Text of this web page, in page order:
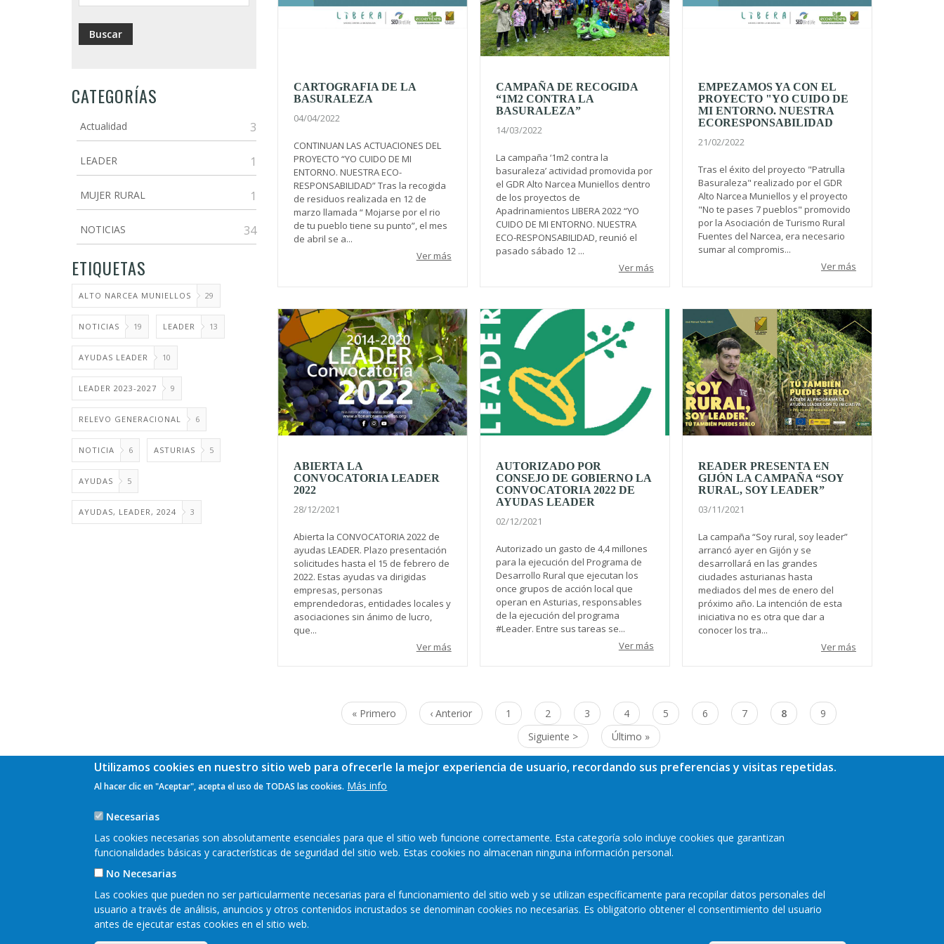
CATEGORÍAS
Actualidad 3
LEADER 1
MUJER RURAL 1
NOTICIAS 34
ETIQUETAS
ALTO NARCEA MUNIELLOS 29
NOTICIAS 19 LEADER 13
AYUDAS LEADER 10
LEADER 2023-2027 9
RELEVO GENERACIONAL 6
NOTICIA 6 ASTURIAS 5
AYUDAS 5
AYUDAS, LEADER, 2024 3
CARTOGRAFIA DE LA
BASURALEZA
04/04/2022
CONTINUAN LAS ACTUACIONES DEL
PROYECTO “YO CUIDO DE MI
ENTORNO. NUESTRA ECO-
RESPONSABILIDAD” Tras la recogida
de residuos realizada en 12 de
marzo llamada “ Mojarse por el rio
de tu pueblo tiene su punto”, el mes
de abril se a...
Ver más
CAMPAÑA DE RECOGIDA
“1M2 CONTRA LA
BASURALEZA”
14/03/2022
La campaña ‘1m2 contra la
basuraleza’ actividad promovida por
el GDR Alto Narcea Muniellos dentro
de los proyectos de
Apadrinamientos LIBERA 2022 “YO
CUIDO DE MI ENTORNO. NUESTRA
ECO-RESPONSABILIDAD, reunió el
pasado sábado 12 ...
Ver más
EMPEZAMOS YA CON EL
PROYECTO "YO CUIDO DE
MI ENTORNO. NUESTRA
ECORESPONSABILIDAD
21/02/2022
Tras el éxito del proyecto "Patrulla
Basuraleza" realizado por el GDR
Alto Narcea Muniellos y el proyecto
"No te pases 7 pueblos" promovido
por la Asociación de Turismo Rural
Fuentes del Narcea, era necesario
sumar al compromis...
Ver más
ABIERTA LA
CONVOCATORIA LEADER
2022
28/12/2021
Abierta la CONVOCATORIA 2022 de
ayudas LEADER. Plazo presentación
solicitudes hasta el 15 de febrero de
2022. Estas ayudas va dirigidas
empresas, personas
emprendedoras, entidades locales y
asociaciones sin ánimo de lucro,
que...
Ver más
AUTORIZADO POR
CONSEJO DE GOBIERNO LA
CONVOCATORIA 2022 DE
AYUDAS LEADER
02/12/2021
Autorizado un gasto de 4,4 millones
para la ejecución del Programa de
Desarrollo Rural que ejecutan los
once grupos de acción local que
operan en Asturias, responsables
de la ejecución del programa
#Leader. Entre sus tareas se...
Ver más
READER PRESENTA EN
GIJÓN LA CAMPAÑA “SOY
RURAL, SOY LEADER”
03/11/2021
La campaña “Soy rural, soy leader”
arrancó ayer en Gijón y se
desarrollará en las grandes
ciudades asturianas hasta
mediados del mes de enero del
próximo año. La intención de esta
iniciativa no es otra que dar a
conocer los tra...
Ver más
PaginaciónPrimera
página
« Primero
Página
anterior
‹ Anterior Page
1 Page
2 Page
3 Page
4 Page
5 Page
6 Page
7
Página
actual
8 Page
9
Siguiente
página
Siguiente >
Última
página
Último »
Utilizamos cookies en nuestro sitio web para ofrecerle la mejor experiencia de usuario, recordando sus preferencias y visitas repetidas.
Al hacer clic en "Aceptar", acepta el uso de TODAS las cookies. Más info
Necesarias
Las cookies necesarias son absolutamente esenciales para que el sitio web funcione correctamente. Esta categoría solo incluye cookies que garantizan
funcionalidades básicas y características de seguridad del sitio web. Estas cookies no almacenan ninguna información personal.
No Necesarias
Las cookies que pueden no ser particularmente necesarias para el funcionamiento del sitio web y se utilizan específicamente para recopilar datos personales del
usuario a través de análisis, anuncios y otros contenidos incrustados se denominan cookies no necesarias. Es obligatorio obtener el consentimiento del usuario
antes de ejecutar estas cookies en el sitio web.